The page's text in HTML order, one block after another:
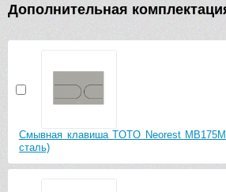
Дополнительная
Смывная клавиша TOTO Neorest
сталь)